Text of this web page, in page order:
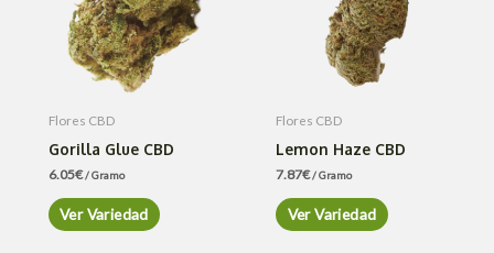
Flores CBD
Gorilla Glue CBD
6.05€/ Gramo
Ver Variedad
Flores CBD
Lemon Haze CBD
7.87€/ Gramo
Ver Variedad